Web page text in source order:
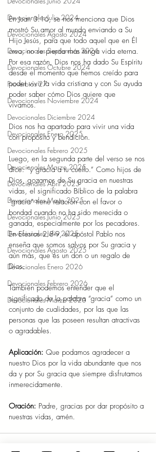
Devocionales Julio 2024
Devocionales Agosto 2024
Devocionales Septiembre 2024
Devocionales Octubre 2024
Proverbios 27
Devocionales Noviembre 2024
Devocionales Diciembre 2024
Devocionales Enero 2025
Devocionales Febrero 2025
Devocionales Marzo 2025
Devocionales Abril 2025
Devocionales Mayo 2025
Devocionales Junio 2025
Devocionales Julio 2025
Devocionales Agosto 2025
Devocionales Enero 2026
Devocionales Febrero 2026
Devocionales Marzo 2026
En Juan 3:16, se nos menciona que Dios
mostró Su amor al mundo enviando a Su
Hijo Jesús, para que todo aquel que en Él
crea, no se pierda más tenga vida eterna.
Por esa razón, Dios nos ha dado Su Espíritu
desde el momento que hemos creído para
poder vivir la vida cristiana y con Su ayuda
poder saber cómo Dios quiere que
vivamos.
Dios nos ha apartado para vivir una vida
con propósito y bendición.
Luego, en la segunda parte del verso se nos
dice: “y gracia a tu cuello.” Como hijos de
Dios, gozamos de Su gracia en nuestras
vidas, el significado Bíblico de la palabra
“gracia” tiene relación con el favor o
bondad cuando no ha sido merecida o
ganada, especialmente por los pecadores.
En Efesios 2:8-9, el apóstol Pablo nos
enseña que somos salvos por Su gracia y
aún más, que es un don o un regalo de
Dios.
También podemos entender que el
significado de la palabra “gracia” como un
conjunto de cualidades, por las que las
personas que las poseen resultan atractivas
o agradables.
Aplicación: Que podamos agradecer a
nuestro Dios por la vida abundante que nos
da y por Su gracia que siempre disfrutamos
inmerecidamente.
Oración: Padre, gracias por dar propósito a
nuestras vidas, amén.